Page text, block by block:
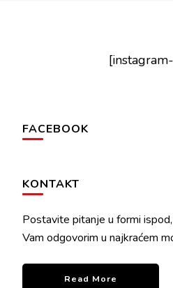
FACEBOOK
KONTAKT
Postavite pitanje u formi
Vam odgovorim u najkraćem
Read More